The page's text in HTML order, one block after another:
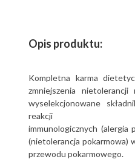
Opis produktu:
Kompletna karma
zmniejszenia
wyselekcjonowane
reakcji
immunologicznych (alergia
(nietolerancja pokarmowa)
przewodu pokarmowego.